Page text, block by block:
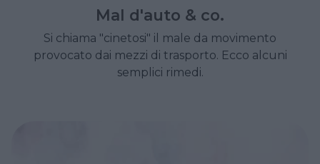
Mal d'auto & co.
Si chiama "cinetosi" il male da movimento
provocato dai mezzi di trasporto. Ecco alcuni
semplici rimedi.